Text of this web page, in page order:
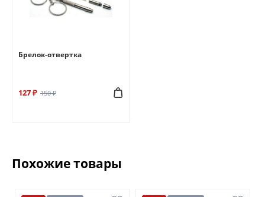
Брелок-отвертка
127 ₽ 150 ₽
Похожие товары